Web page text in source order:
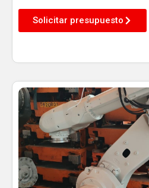
Solicitar presupuesto